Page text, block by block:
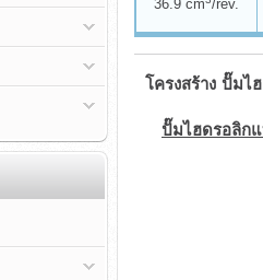
36.9 cm /rev.
โครงสร้าง ปั๊มไ
ปั๊มไฮดรอลิก